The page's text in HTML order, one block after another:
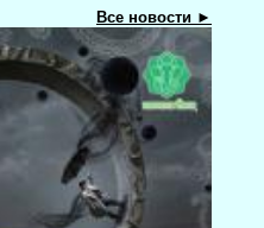
Все новости ►